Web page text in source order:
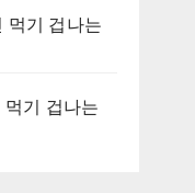
먹기 겁나는
먹기 겁나는